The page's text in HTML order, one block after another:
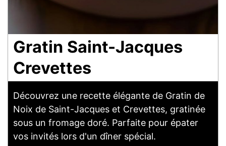
Gratin Saint-Jacques
Crevettes
Découvrez une recette élégante de Gratin de
Noix de Saint-Jacques et Crevettes, gratinée
sous un fromage doré. Parfaite pour épater
vos invités lors d'un dîner spécial.